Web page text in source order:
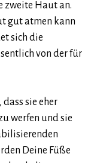
zweite Haut an.
gut atmen kann
sich die
von der für
sie eher
werfen und sie
Deine Füße